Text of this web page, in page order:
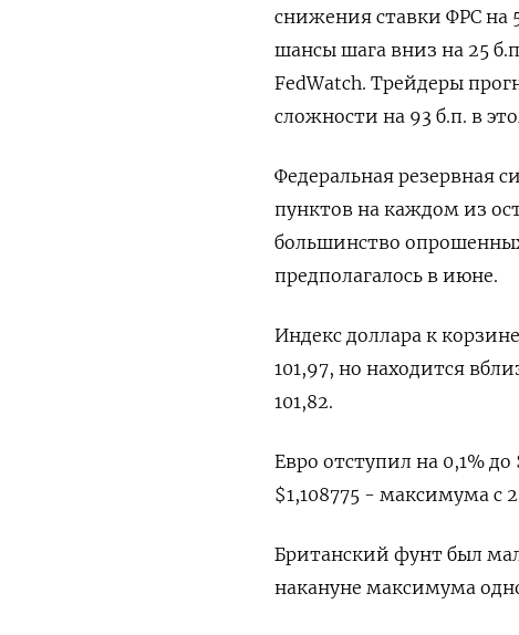
снижения ставки ФРС на
шансы шага вниз на 25
FedWatch. Трейдеры
сложности на 93 б.п. в
Федеральная резервная
пунктов на каждом из
большинство
предполагалось в июне.
Индекс доллара к
101,97, но находится
101,82.
Евро отступил на 0,1%
$1,108775 - максимума с
Британский фунт был
накануне максимума